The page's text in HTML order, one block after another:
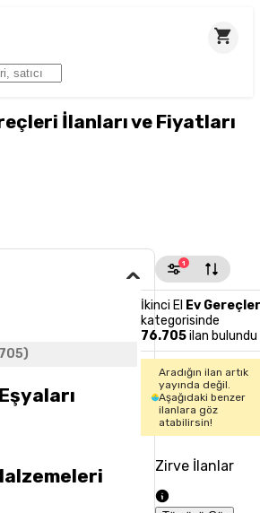
İlanları ve Fiyatları
)
1
İkinci El Ev
kategorisinde
76.705ilan bulundu
Aradığın ilan artık
yayında değil.
Aşağıdaki benzer
ilanlara göz
atabilirsin!
Zirve İlanlar